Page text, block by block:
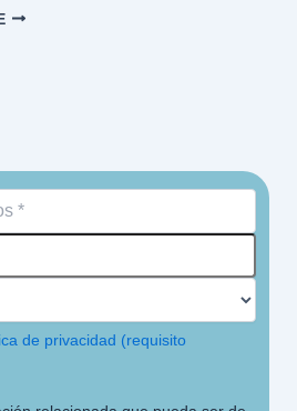
de privacidad (requisito